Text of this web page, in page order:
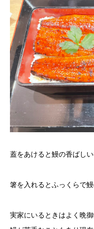
蓋をあけると鰻の香ばし
箸を入れるとふっくらで
実家にいるときはよく晩